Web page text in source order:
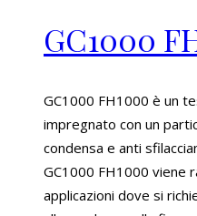
GC1000
GC1000 FH1000 è un
impregnato con un
condensa e anti
GC1000 FH1000 viene
applicazioni dove si